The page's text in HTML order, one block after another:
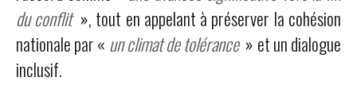
du conflit », tout en appelant à préserver la cohésion
nationale par « un climat de tolérance » et un dialogue
inclusif.